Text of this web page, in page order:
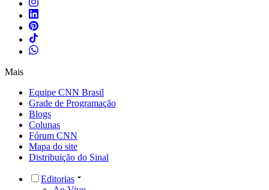
Mais
Equipe CNN Brasil
Grade de Programação
Blogs
Colunas
Fórum CNN
Mapa do site
Distribuição do Sinal
Editorias